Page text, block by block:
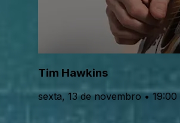
Tim Hawkins
sexta, 13 de novembro • 19:00